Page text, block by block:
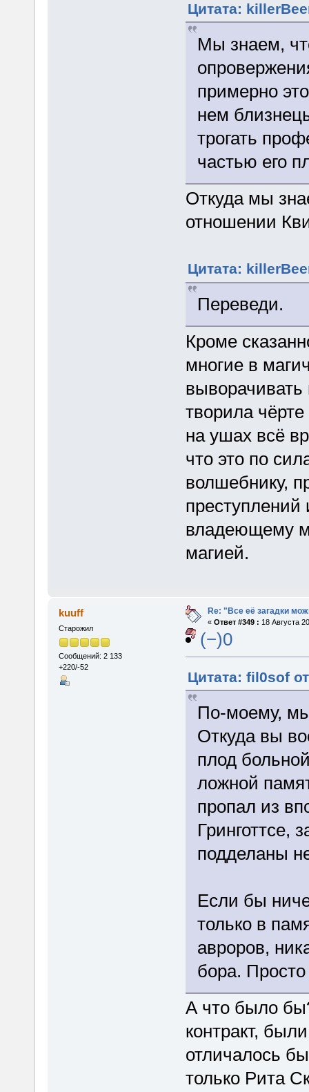
Цитата:
Мы знаем,
примерно
нем
трогать
частью его
Откуда мы
отношении
Цитата:
Переведи.
Кроме
многие в
выворачивать
творила
на ушах всё
что это по
волшебнику,
преступлений
владеющему
магией.
kuuff
Старожил
Сообщений: 2 133
+220/-52
Re: "Все её загадки
« Ответ #349 : 18 Августа
(−)0
Цитата: fil0sof
По-моему,
Откуда вы
плод
ложной
пропал из
Гринготтсе,
подделаны
Если бы
только в
авроров,
бора.
А что было
контракт,
отличалось
только Рита